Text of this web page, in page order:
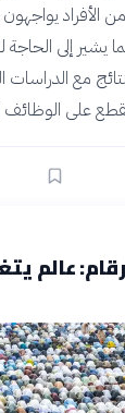
الأفراد
يشير إلى
مع الدراسات
على الوظائف
عالم